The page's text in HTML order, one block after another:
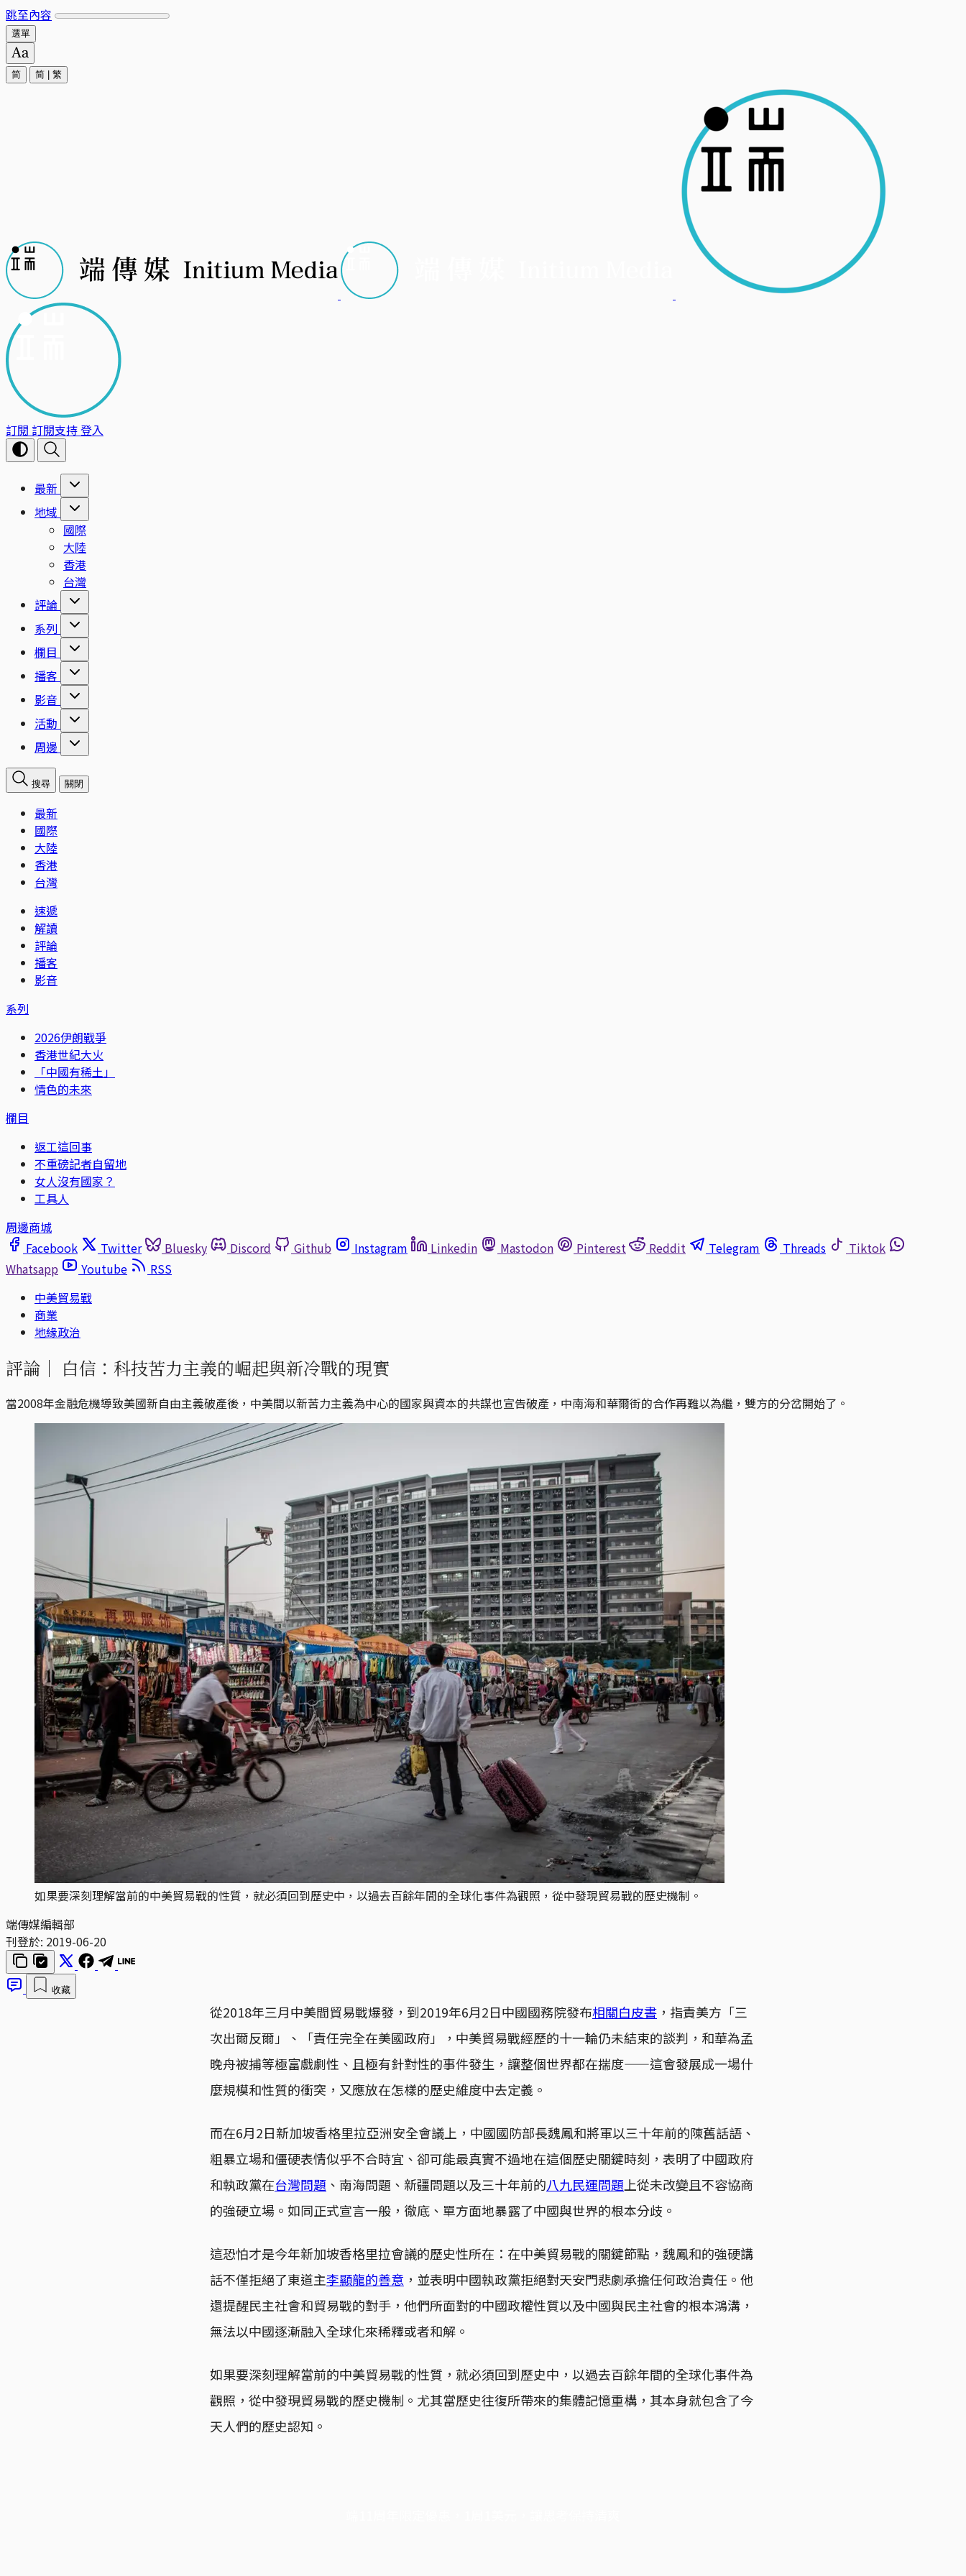
跳至內容
選單
简 简 繁
訂閱 訂閱支持登入
最新
地域
國際
大陸
香港
台灣
評論
系列
欄目
播客
影音
活動
周邊
搜尋 關閉
最新
國際
大陸
香港
台灣
速遞
解讀
評論
播客
影音
系列
2026伊朗戰爭
香港世紀大火
「中國有稀土」
情色的未來
欄目
返工這回事
不重磅記者自留地
女人沒有國家？
工具人
周邊商城
Facebook
Twitter Bluesky Discord Github Instagram Linkedin Mastodon Pinterest Reddit Telegram Threads
Tiktok
Whatsapp
Youtube
RSS
中美貿易戰
商業
地緣政治
評論｜ 白信：科技苦力主義的崛起與新冷戰的現實
當2008年金融危機導致美國新自由主義破產後，中美間以新苦力主義為中心的國家與資本的共謀也宣告破產，中南海和華爾街的合作再難以為繼，雙方的分岔開始了。
如果要深刻理解當前的中美貿易戰的性質，就必須回到歷史中，以過去百餘年間的全球化事件為觀照，從中發現貿易戰的歷史機制。
端傳媒編輯部
刊登於: 2019-06-20
收藏
從2018年三月中美間貿易戰爆發，到2019年6月2日中國國務院發布相關白皮書 ，指責美方「三
次出爾反爾」、「責任完全在美國政府」，中美貿易戰經歷的十一輪仍未結束的談判，和華為孟
晚舟被捕等極富戲劇性、且極有針對性的事件發生，讓整個世界都在揣度——這會發展成一場什
麼規模和性質的衝突，又應放在怎樣的歷史維度中去定義。
而在6月2日新加坡香格里拉亞洲安全會議上，中國國防部長魏鳳和將軍以三十年前的陳舊話語、
粗暴立場和僵硬表情似乎不合時宜、卻可能最真實不過地在這個歷史關鍵時刻，表明了中國政府
和執政黨在台灣問題 、南海問題、新疆問題以及三十年前的八九民運問題 上從未改變且不容協商
的強硬立場。如同正式宣言一般，徹底、單方面地暴露了中國與世界的根本分歧。
這恐怕才是今年新加坡香格里拉會議的歷史性所在：在中美貿易戰的關鍵節點，魏鳳和的強硬講
話不僅拒絕了東道主李顯龍的善意 ，並表明中國執政黨拒絕對天安門悲劇承擔任何政治責任。他
還提醒民主社會和貿易戰的對手，他們所面對的中國政權性質以及中國與民主社會的根本鴻溝，
無法以中國逐漸融入全球化來稀釋或者和解。
如果要深刻理解當前的中美貿易戰的性質，就必須回到歷史中，以過去百餘年間的全球化事件為
觀照，從中發現貿易戰的歷史機制。尤其當歷史往復所帶來的集體記憶重構，其本身就包含了今
天人們的歷史認知。